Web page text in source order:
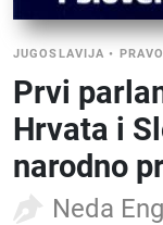
JUGOSLAVIJA • PRAVO
Prvi
Hrvata i
narodno
Neda